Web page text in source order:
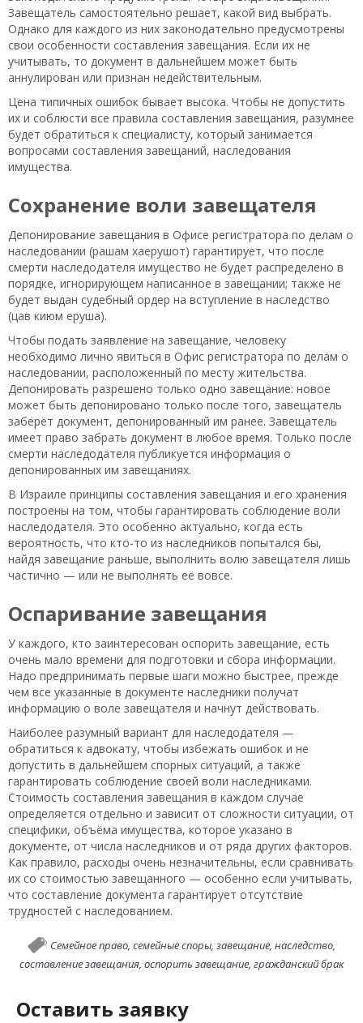
Завещатель самостоятельно решает, какой вид выбрать.
Однако для каждого из них законодательно предусмотрены
свои особенности составления завещания. Если их не
учитывать, то документ в дальнейшем может быть
аннулирован или признан недействительным.
Цена типичных ошибок бывает высока. Чтобы не допустить
их и соблюсти все правила составления завещания, разумнее
будет обратиться к специалисту, который занимается
вопросами составления завещаний, наследования
имущества.
Сохранение воли завещателя
Депонирование завещания в Офисе регистратора по делам о
наследовании (рашам хаерушот) гарантирует, что после
смерти наследодателя имущество не будет распределено в
порядке, игнорирующем написанное в завещании; также не
будет выдан судебный ордер на вступление в наследство
(цав киюм еруша).
Чтобы подать заявление на завещание, человеку
необходимо лично явиться в Офис регистратора по делам о
наследовании, расположенный по месту жительства.
Депонировать разрешено только одно завещание: новое
может быть депонировано только после того, завещатель
заберёт документ, депонированный им ранее. Завещатель
имеет право забрать документ в любое время. Только после
смерти наследодателя публикуется информация о
депонированных им завещаниях.
В Израиле принципы составления завещания и его хранения
построены на том, чтобы гарантировать соблюдение воли
наследодателя. Это особенно актуально, когда есть
вероятность, что кто-то из наследников попытался бы,
найдя завещание раньше, выполнить волю завещателя лишь
частично — или не выполнять её вовсе.
Оспаривание завещания
У каждого, кто заинтересован оспорить завещание, есть
очень мало времени для подготовки и сбора информации.
Надо предпринимать первые шаги можно быстрее, прежде
чем все указанные в документе наследники получат
информацию о воле завещателя и начнут действовать.
Наиболее разумный вариант для наследодателя —
обратиться к адвокату, чтобы избежать ошибок и не
допустить в дальнейшем спорных ситуаций, а также
гарантировать соблюдение своей воли наследниками.
Стоимость составления завещания в каждом случае
определяется отдельно и зависит от сложности ситуации, от
специфики, объёма имущества, которое указано в
документе, от числа наследников и от ряда других факторов.
Как правило, расходы очень незначительны, если сравнивать
их со стоимостью завещанного — особенно если учитывать,
что составление документа гарантирует отсутствие
трудностей с наследованием.
Семейное право, семейные споры, завещание, наследство,
составление завещания, оспорить завещание, гражданский брак
Оставить заявку